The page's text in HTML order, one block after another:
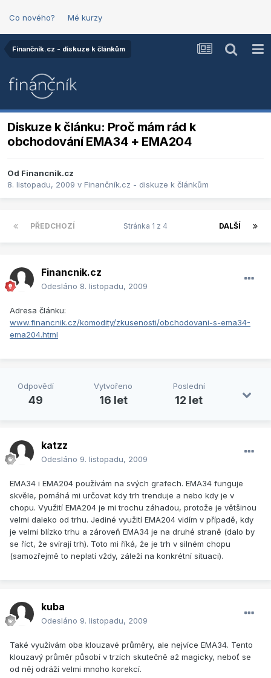
Co nového? Mé kurzy
Finančník.cz - diskuze k článkům
Diskuze k článku: Proč mám rád k
obchodování EMA34 + EMA204
Od Financnik.cz
8. listopadu, 2009 v Finančník.cz - diskuze k článkům
PŘEDCHOZÍ DALŠÍ
Stránka 1 z 4
Financnik.cz
Odesláno 8. listopadu, 2009
Adresa článku:
www.financnik.cz/komodity/zkusenosti/obchodovani-s-ema34-
ema204.html
Odpovědí
49
Vytvořeno
16 let
Poslední
12 let
katzz
Odesláno 9. listopadu, 2009
EMA34 i EMA204 používám na svých grafech. EMA34 funguje
skvěle, pomáhá mi určovat kdy trh trenduje a nebo kdy je v
chopu. Využití EMA204 je mi trochu záhadou, protože je většinou
velmi daleko od trhu. Jediné využití EMA204 vidím v případě, kdy
je velmi blízko trhu a zároveň EMA34 je na druhé straně (dalo by
se říct, že svírají trh). Toto mi říká, že je trh v silném chopu
(samozřejmě to neplatí vždy, záleží na konkrétní situaci).
kuba
Odesláno 9. listopadu, 2009
Také využívám oba klouzavé průměry, ale nejvíce EMA34. Tento
klouzavý průměr působí v trzích skutečně až magicky, neboť se
od něj odráží velmi mnoho korekcí.